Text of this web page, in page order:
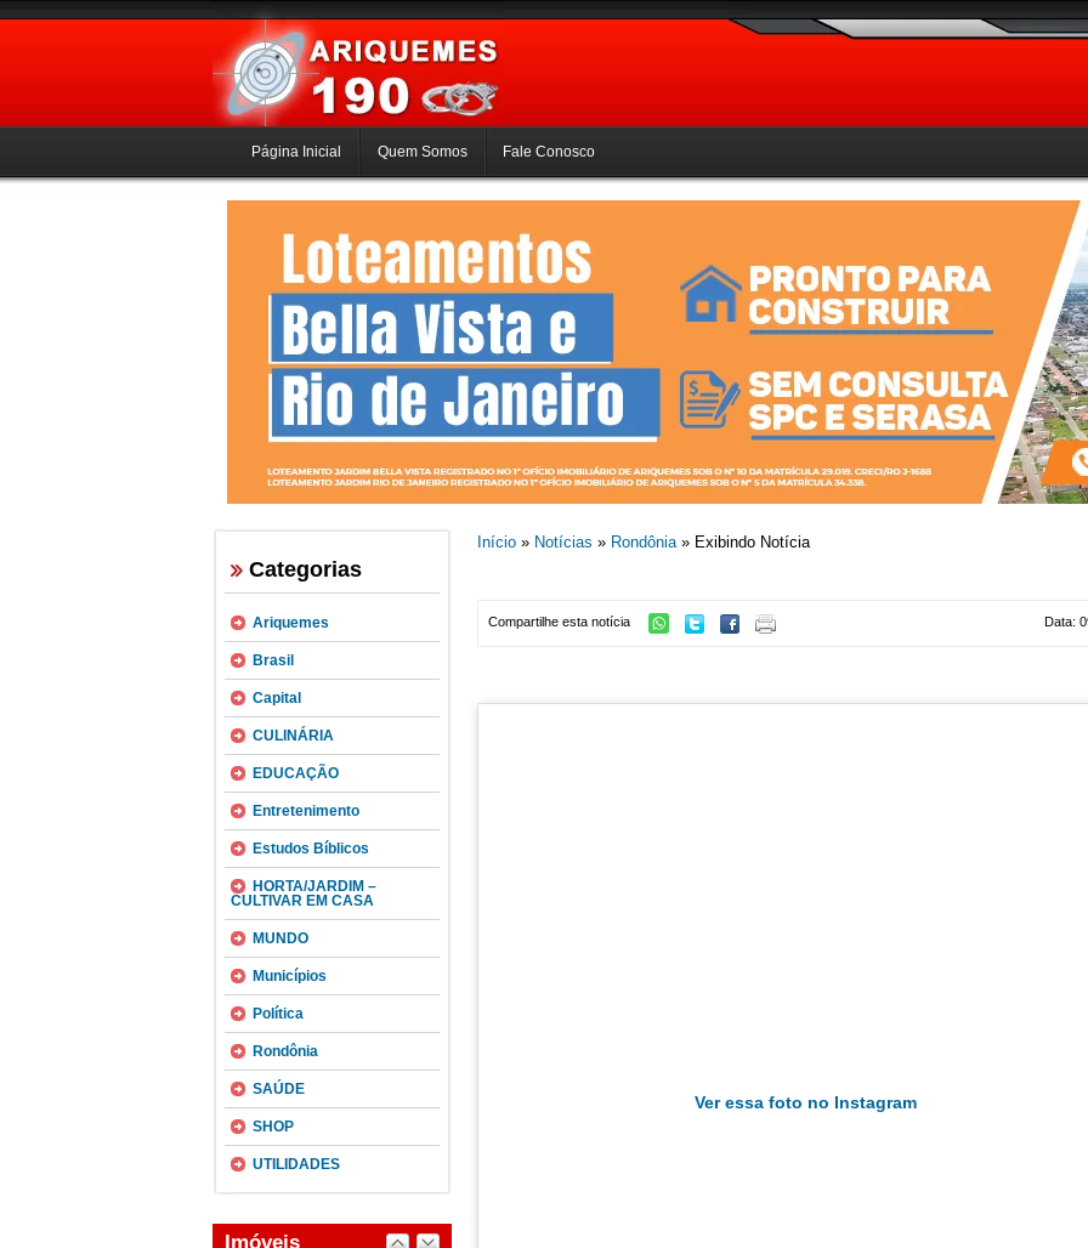
Página Inicial Quem Somos Fale Conosco
Categorias
Ariquemes
Brasil
Capital
CULINÁRIA
EDUCAÇÃO
Entretenimento
Estudos Bíblicos
HORTA/JARDIM –
CULTIVAR EM CASA
MUNDO
Municípios
Política
Rondônia
SAÚDE
SHOP
UTILIDADES
Início» Notícias » Rondônia» Exibindo Notícia
Data:
Compartilhe esta notícia
Ver essa foto no Instagram